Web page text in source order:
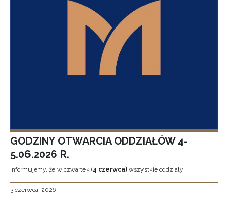
GODZINY OTWARCIA ODDZIAŁÓW 4-
5.06.2026 R.
Informujemy, że w czwartek (4 czerwca) wszystkie oddziały
3 czerwca, 2026